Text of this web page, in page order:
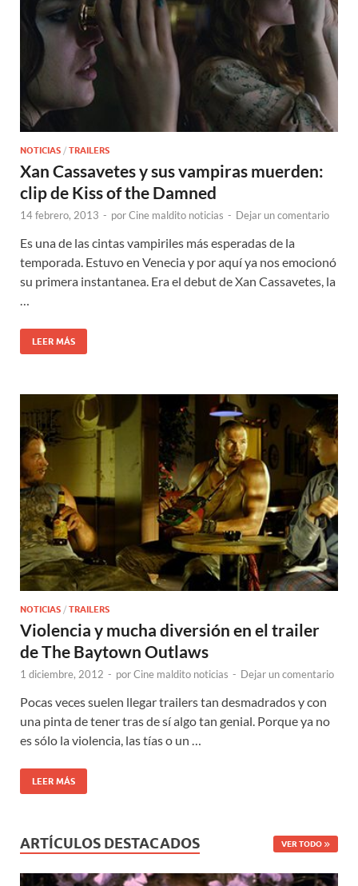
NOTICIAS / TRAILERS
Xan Cassavetes y sus vampiras muerden:
clip de Kiss of the Damned
14 febrero, 2013 - porCine maldito noticias - Dejar un comentario
Es una de las cintas vampiriles más esperadas de la
temporada. Estuvo en Venecia y por aquí ya nos emocionó
su primera instantanea. Era el debut de Xan Cassavetes, la
…
LEER MÁS
NOTICIAS / TRAILERS
Violencia y mucha diversión en el trailer
de The Baytown Outlaws
1 diciembre, 2012 - porCine maldito noticias - Dejar un comentario
Pocas veces suelen llegar trailers tan desmadrados y con
una pinta de tener tras de sí algo tan genial. Porque ya no
es sólo la violencia, las tías o un …
LEER MÁS
ARTÍCULOS DESTACADOS VER TODO